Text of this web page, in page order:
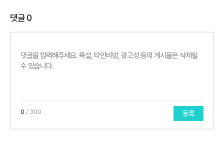
댓글0
0 / 300 등록